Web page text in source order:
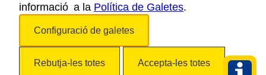
ACCESSIBILITAT
informació a la Política de Galetes.
Configuració de galetes
Rebutja-les totes Accepta-les totes